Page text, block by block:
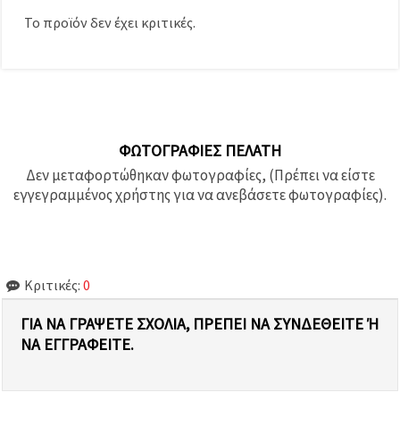
Το προϊόν δεν έχει κριτικές.
ΦΩΤΟΓΡΑΦΊΕΣ ΠΕΛΆΤΗ
Δεν μεταφορτώθηκαν φωτογραφίες, (Πρέπει να είστε
εγγεγραμμένος χρήστης για να ανεβάσετε φωτογραφίες).
Κριτικές: 0
ΓΙΑ ΝΑ ΓΡΆΨΕΤΕ ΣΧΌΛΙΑ, ΠΡΈΠΕΙ ΝΑ ΣΥΝΔΕΘΕΊΤΕ Ή Ν
Α ΕΓΓΡΑΦΕΊΤΕ.